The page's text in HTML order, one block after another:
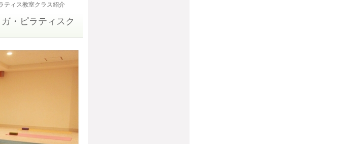
ティス教室クラス紹介
・ピラティスク